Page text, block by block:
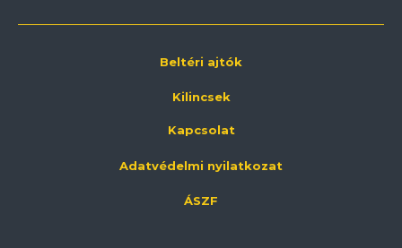
Beltéri ajtók
Kilincsek
Kapcsolat
Adatvédelmi nyilatkozat
ÁSZF